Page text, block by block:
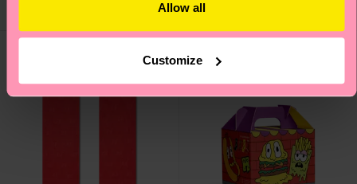
Allow all
Customize
AUF LAGER